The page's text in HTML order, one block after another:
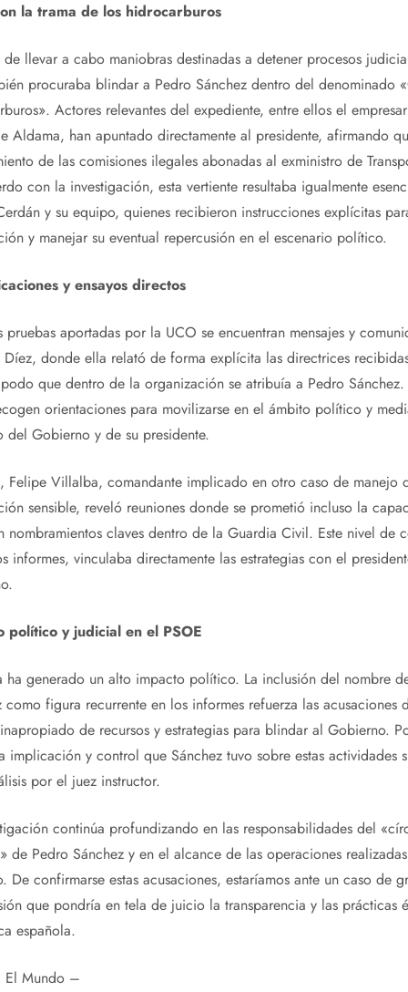
la trama de los hidrocarburos
de llevar a cabo maniobras destinadas a detener procesos
procuraba blindar a Pedro Sánchez dentro del denominado
Actores relevantes del expediente, entre ellos el
Aldama, han apuntado directamente al presidente, afirmando
de las comisiones ilegales abonadas al exministro de
con la investigación, esta vertiente resultaba igualmente
y su equipo, quienes recibieron instrucciones explícitas
y manejar su eventual repercusión en el escenario político.
y ensayos directos
pruebas aportadas por la UCO se encuentran mensajes y
Díez, donde ella relató de forma explícita las directrices
que dentro de la organización se atribuía a Pedro
orientaciones para movilizarse en el ámbito político y
del Gobierno y de su presidente.
Felipe Villalba, comandante implicado en otro caso de manejo
sensible, reveló reuniones donde se prometió incluso la
nombramientos claves dentro de la Guardia Civil. Este nivel de
informes, vinculaba directamente las estrategias con el
político y judicial en el PSOE
ha generado un alto impacto político. La inclusión del nombre
como figura recurrente en los informes refuerza las acusaciones
de recursos y estrategias para blindar al Gobierno.
implicación y control que Sánchez tuvo sobre estas actividades
por el juez instructor.
continúa profundizando en las responsabilidades del
de Pedro Sánchez y en el alcance de las operaciones
De confirmarse estas acusaciones, estaríamos ante un caso de
que pondría en tela de juicio la transparencia y las prácticas
española.
El Mundo –